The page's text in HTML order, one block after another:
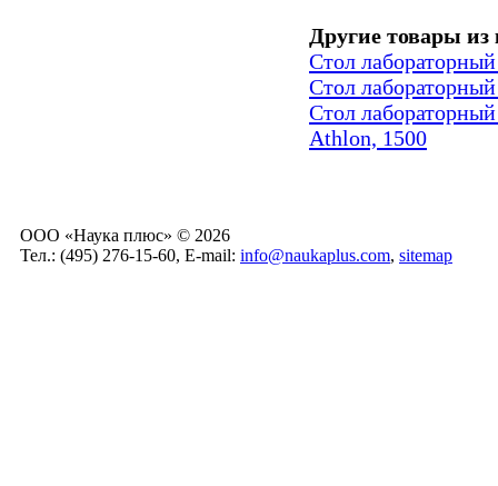
Другие товары из
Стол
Стол
Стол
Athlon, 1500
ООО «Наука плюс» © 2026
Тел.: (495) 276-15-60, E-mail: info@naukaplus.com, sitemap